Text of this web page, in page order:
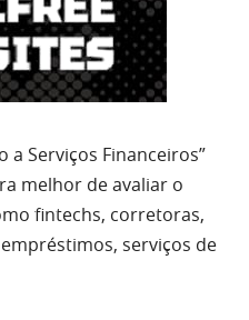
a Serviços Financeiros”
melhor de avaliar o
fintechs, corretoras,
serviços de